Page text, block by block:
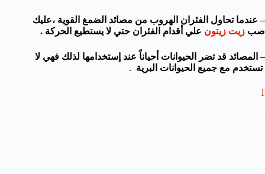
– عندما تحاول الفئران الهروب من مصائد الضمغ القوية ،عليك
صب زيت زيتون علي أقدام الفئران حتي لا يستطيع الحركة .
– المصائد قد تضر الحيوانات أحياناً عند إستخدامها لذلك فهي لا
تستخدم مع جميع الحيوانات البرية .
1